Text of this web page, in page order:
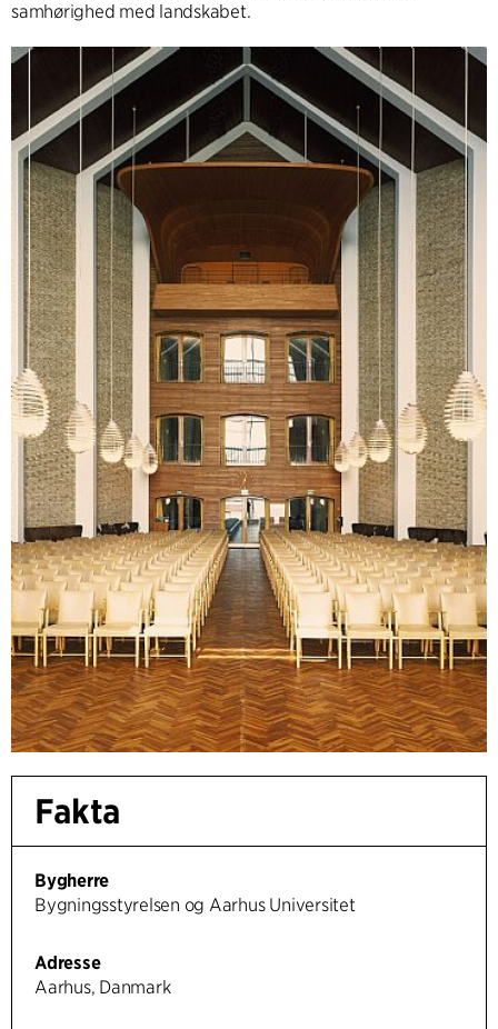
samhørighed med landskabet.
Fakta
Bygherre
Bygningsstyrelsen og Aarhus Universitet
Adresse
Aarhus, Danmark